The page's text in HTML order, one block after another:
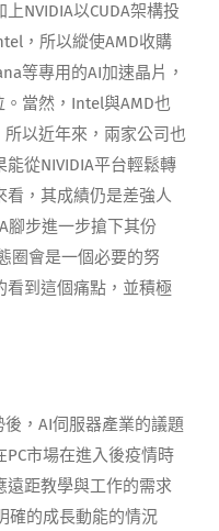
NVIDIA以CUDA架構投
，所以縱使AMD收購
等專用的AI加速晶片，
。當然，Intel與AMD也
以近年來，兩家公司也
從NIVIDIA平台輕鬆轉
看，其成績仍是差強人
腳步進一步搶下其份
圈會是一個必要的努
看到這個痛點，並積極
，AI伺服器產業的議題
市場在進入後疫情時
遠距教學與工作的需求
確的成長動能的情況